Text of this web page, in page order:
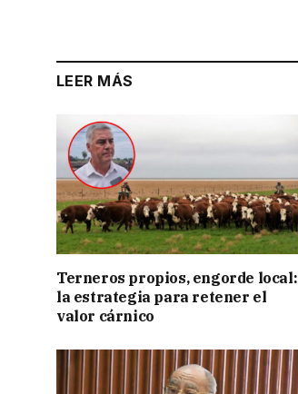
LEER MÁS
Terneros propios, engorde local:
la estrategia para retener el
valor cárnico